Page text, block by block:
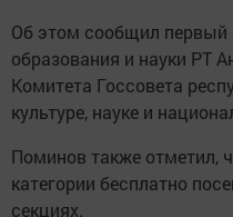
Об этом сообщил первый
образования и науки РТ
Комитета Госсовета
культуре, науке и
Поминов также отметил,
категории бесплатно
секциях.